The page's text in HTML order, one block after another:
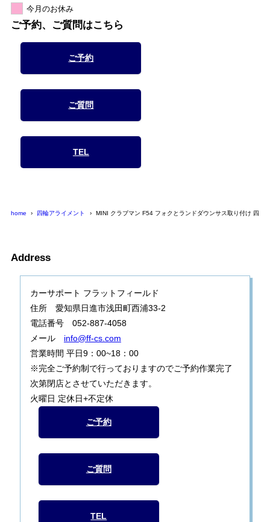
今月のお休み
ご予約、ご質問はこちら
ご予約
ご質問
TEL
home 四輪アライメント MINI クラブマン F54 フォクとランドダウンサス取り付け 四輪
Address
カーサポート フラットフィールド
住所 愛知県日進市浅田町西浦33-2
電話番号 052-887-4058
メール info@ff-cs.com
営業時間 平日9：00~18：00
※完全ご予約制で行っておりますのでご予約作業完了
次第閉店とさせていただきます。
火曜日 定休日+不定休
ご予約
ご質問
TEL